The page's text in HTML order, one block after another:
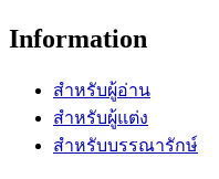
Information
สำหรับผู้อ่าน
สำหรับผู้แต่ง
สำหรับบรรณารักษ์